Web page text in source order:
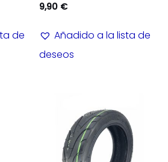
de
9,90 €
Añadido a la lista de
deseos